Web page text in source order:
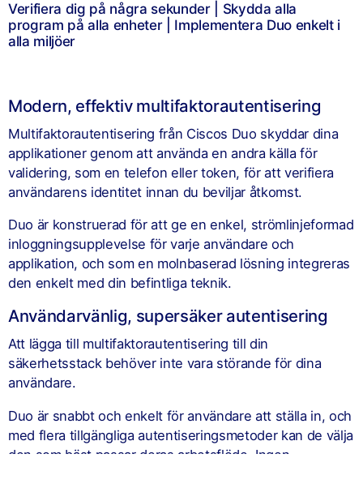
Verifiera dig på några sekunder | Skydda alla
program på alla enheter | Implementera Duo enkelt i
alla miljöer
Modern, effektiv multifaktorautentisering
Multifaktorautentisering från Ciscos Duo skyddar dina
applikationer genom att använda en andra källa för
validering, som en telefon eller token, för att verifiera
användarens identitet innan du beviljar åtkomst.
Duo är konstruerad för att ge en enkel, strömlinjeformad
inloggningsupplevelse för varje användare och
applikation, och som en molnbaserad lösning integreras
den enkelt med din befintliga teknik.
Användarvänlig, supersäker autentisering
Att lägga till multifaktorautentisering till din
säkerhetsstack behöver inte vara störande för dina
användare.
Duo är snabbt och enkelt för användare att ställa in, och
med flera tillgängliga autentiseringsmetoder kan de välja
den som bäst passar deras arbetsflöde. Ingen